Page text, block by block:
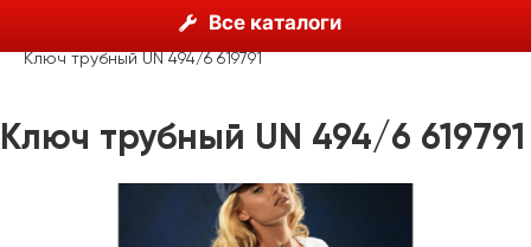
Все каталоги
Unior, Словения
Сантехнический инструмент
Ключи трубные
Ключ трубный UN 494/6 619791
Ключ трубный UN 494/6 619791